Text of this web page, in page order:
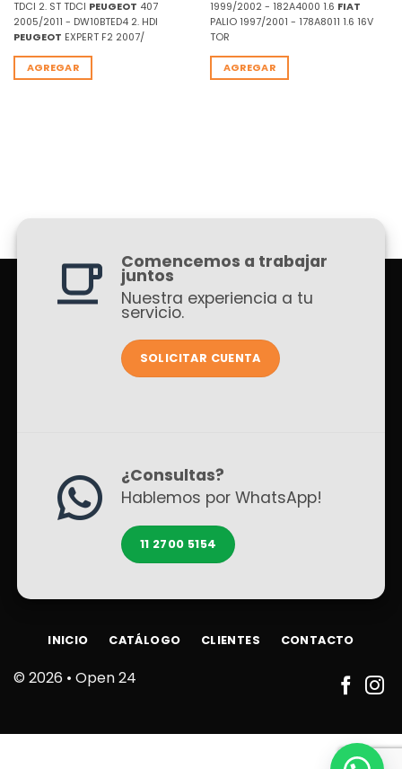
TDCI 2. ST TDCI PEUGEOT 407
2005/2011 - DW10BTED4 2. HDI
PEUGEOT EXPERT F2 2007/
AGREGAR
1999/2002 - 182A4000 1.6 FIAT
PALIO 1997/2001 - 178A8011 1.6 16V
TOR
AGREGAR
Comencemos a trabajar
juntos
Nuestra experiencia a tu
servicio.
SOLICITAR CUENTA
¿Consultas?
Hablemos por WhatsApp!
11 2700 5154
© 2026 • Open 24
INICIO CATÁLOGO CLIENTES CONTACTO